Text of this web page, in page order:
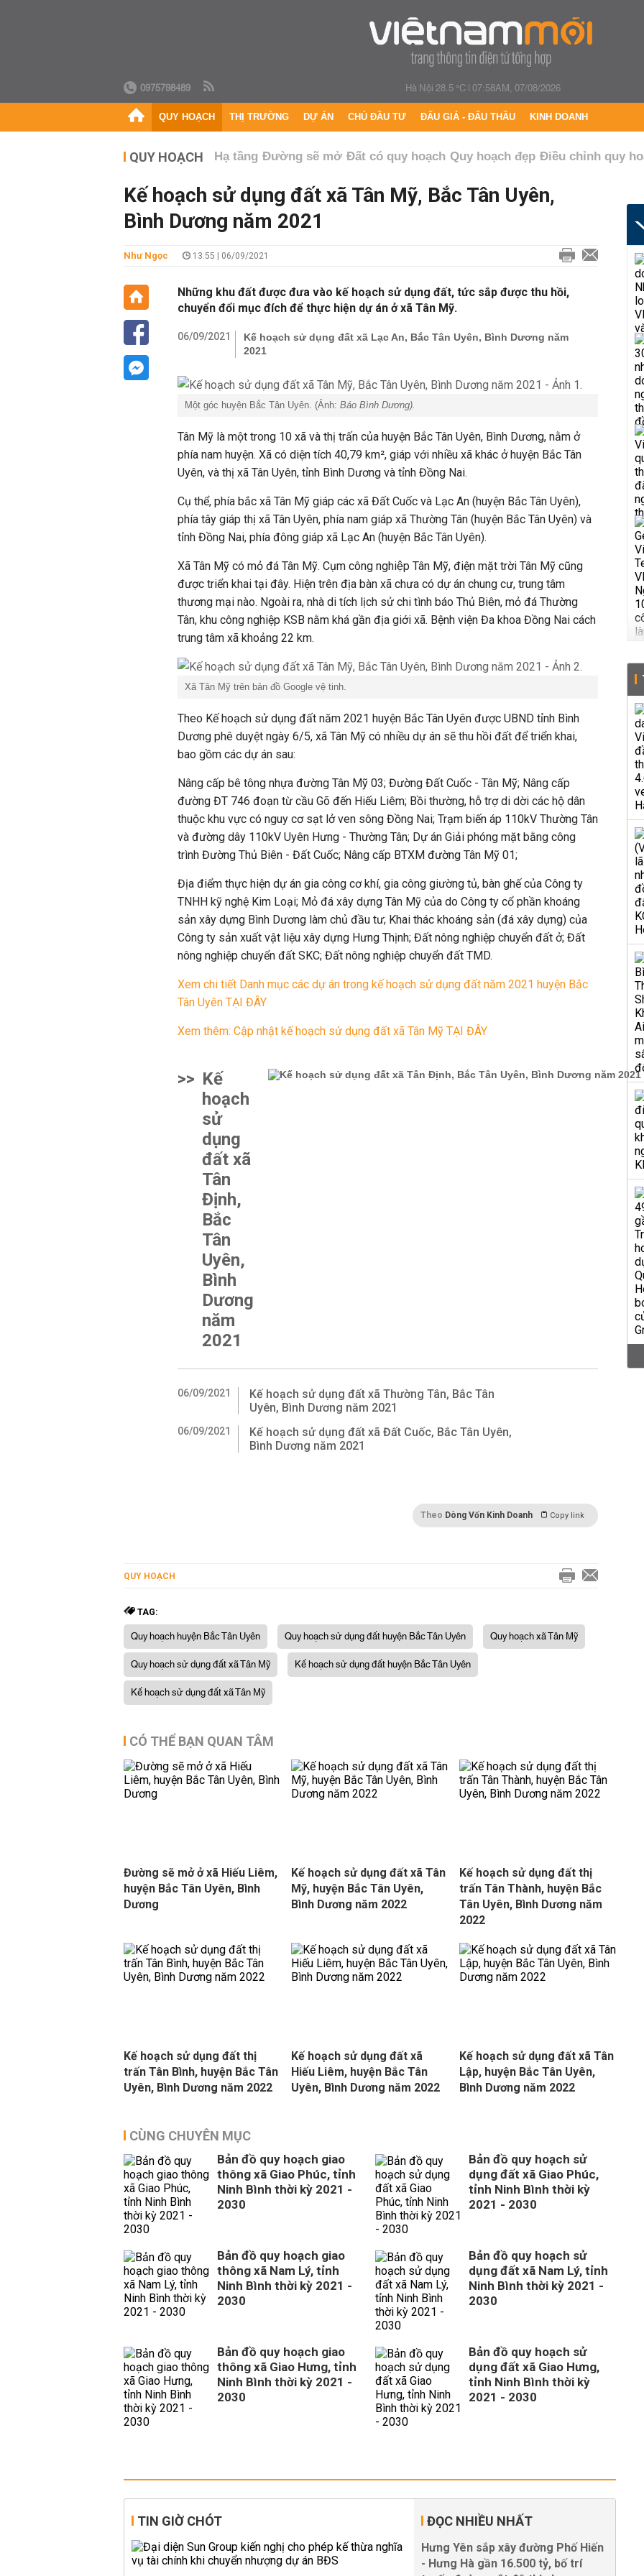
0975798489 Hà Nội 28.5 °C|07:58AM, 07/08/2026
QUY HOẠCH THỊ TRƯỜNG DỰ ÁN CHỦ ĐẦU TƯ ĐẤU GIÁ - ĐẤU THẦU KINH DOANH
QUY HOẠCH Hạ tầng Đường sẽ mở Đất có quy hoạch Quy hoạch đẹp Điều chỉnh quy
Kế hoạch sử dụng đất xã Tân Mỹ, Bắc Tân Uyên,
Bình Dương năm 2021
Như Ngọc 13:55 | 06/09/2021
Những khu đất được đưa vào kế hoạch sử dụng đất, tức sắp được thu hồi,
chuyển đổi mục đích để thực hiện dự án ở xã Tân Mỹ.
06/09/2021
Kế hoạch sử dụng đất xã Lạc An, Bắc Tân Uyên, Bình Dương năm
2021
Một góc huyện Bắc Tân Uyên. (Ảnh: Báo Bình Dương).
Tân Mỹ là một trong 10 xã và thị trấn của huyện Bắc Tân Uyên, Bình Dương, nằm ở
phía nam huyện. Xã có diện tích 40,79 km², giáp với nhiều xã khác ở huyện Bắc Tân
Uyên, và thị xã Tân Uyên, tỉnh Bình Dương và tỉnh Đồng Nai.
Cụ thể, phía bắc xã Tân Mỹ giáp các xã Đất Cuốc và Lạc An (huyện Bắc Tân Uyên),
phía tây giáp thị xã Tân Uyên, phía nam giáp xã Thường Tân (huyện Bắc Tân Uyên) và
tỉnh Đồng Nai, phía đông giáp xã Lạc An (huyện Bắc Tân Uyên).
Xã Tân Mỹ có mỏ đá Tân Mỹ. Cụm công nghiệp Tân Mỹ, điện mặt trời Tân Mỹ cũng
được triển khai tại đây. Hiện trên địa bàn xã chưa có dự án chung cư, trung tâm
thương mại nào. Ngoài ra, nhà di tích lịch sử chi tình báo Thủ Biên, mỏ đá Thường
Tân, khu công nghiệp KSB nằm khá gần địa giới xã. Bệnh viện Đa khoa Đồng Nai cách
trung tâm xã khoảng 22 km.
Xã Tân Mỹ trên bản đồ Google vệ tinh.
Theo Kế hoạch sử dụng đất năm 2021 huyện Bắc Tân Uyên được UBND tỉnh Bình
Dương phê duyệt ngày 6/5, xã Tân Mỹ có nhiều dự án sẽ thu hồi đất để triển khai,
bao gồm các dự án sau:
Nâng cấp bê tông nhựa đường Tân Mỹ 03; Đường Đất Cuốc - Tân Mỹ; Nâng cấp
đường ĐT 746 đoạn từ cầu Gõ đến Hiếu Liêm; Bồi thường, hỗ trợ di dời các hộ dân
thuộc khu vực có nguy cơ sạt lở ven sông Đồng Nai; Trạm biến áp 110kV Thường Tân
và đường dây 110kV Uyên Hưng - Thường Tân; Dự án Giải phóng mặt bằng công
trình Đường Thủ Biên - Đất Cuốc; Nâng cấp BTXM đường Tân Mỹ 01;
Địa điểm thực hiện dự án gia công cơ khí, gia công giường tủ, bàn ghế của Công ty
TNHH kỹ nghệ Kim Loại; Mỏ đá xây dựng Tân Mỹ của do Công ty cổ phần khoáng
sản xây dựng Bình Dương làm chủ đầu tư; Khai thác khoáng sản (đá xây dựng) của
Công ty sản xuất vật liệu xây dựng Hưng Thịnh; Đất nông nghiệp chuyển đất ở; Đất
nông nghiệp chuyển đất SKC; Đất nông nghiệp chuyển đất TMD.
Xem chi tiết Danh mục các dự án trong kế hoạch sử dụng đất năm 2021 huyện Bắc
Tân Uyên TẠI ĐÂY
Xem thêm: Cập nhật kế hoạch sử dụng đất xã Tân Mỹ TẠI ĐÂY
>> Kế
hoạch
sử
dụng
đất xã
Tân
Định,
Bắc
Tân
Uyên,
Bình
Dương
năm
2021
06/09/2021
Kế hoạch sử dụng đất xã Thường Tân, Bắc Tân
Uyên, Bình Dương năm 2021
06/09/2021
Kế hoạch sử dụng đất xã Đất Cuốc, Bắc Tân Uyên,
Bình Dương năm 2021
Theo Dòng Vốn Kinh Doanh Copy link
QUY HOẠCH
TAG:
Quy hoạch huyện Bắc Tân Uyên Quy hoạch sử dụng đất huyện Bắc Tân Uyên
Quy hoạch xã Tân Mỹ
Quy hoạch sử dụng đất xã Tân Mỹ
Kế hoạch sử dụng đất huyện Bắc Tân Uyên
Kế hoạch sử dụng đất xã Tân Mỹ
CÓ THỂ BẠN QUAN TÂM
Đường sẽ mở ở xã Hiếu Liêm,
huyện Bắc Tân Uyên, Bình
Dương
Kế hoạch sử dụng đất xã Tân
Mỹ, huyện Bắc Tân Uyên,
Bình Dương năm 2022
Kế hoạch sử dụng đất thị
trấn Tân Thành, huyện Bắc
Tân Uyên, Bình Dương năm
2022
Kế hoạch sử dụng đất thị
trấn Tân Bình, huyện Bắc Tân
Uyên, Bình Dương năm 2022
Kế hoạch sử dụng đất xã
Hiếu Liêm, huyện Bắc Tân
Uyên, Bình Dương năm 2022
Kế hoạch sử dụng đất xã Tân
Lập, huyện Bắc Tân Uyên,
Bình Dương năm 2022
CÙNG CHUYÊN MỤC
Bản đồ quy hoạch giao
thông xã Giao Phúc, tỉnh
Ninh Bình thời kỳ 2021 -
2030
Bản đồ quy hoạch sử
dụng đất xã Giao Phúc,
tỉnh Ninh Bình thời kỳ
2021 - 2030
Bản đồ quy hoạch giao
thông xã Nam Lý, tỉnh
Ninh Bình thời kỳ 2021 -
2030
Bản đồ quy hoạch sử
dụng đất xã Nam Lý, tỉnh
Ninh Bình thời kỳ 2021 -
2030
Bản đồ quy hoạch giao
thông xã Giao Hưng, tỉnh
Ninh Bình thời kỳ 2021 -
2030
Bản đồ quy hoạch sử
dụng đất xã Giao Hưng,
tỉnh Ninh Bình thời kỳ
2021 - 2030
TIN GIỜ CHÓT ĐỌC NHIỀU NHẤT
Hưng Yên sắp xây đường Phố Hiến
- Hưng Hà gần 16.500 tỷ, bố trí